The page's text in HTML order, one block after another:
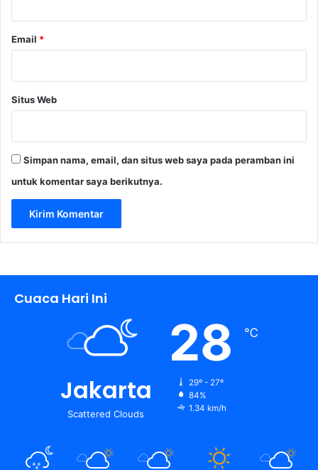
Email *
Situs Web
Simpan nama, email, dan situs web saya pada peramban ini
untuk komentar saya berikutnya.
Cuaca Hari Ini
Jakarta
Scattered Clouds
28 ℃
29º - 27º
84%
1.34 km/h